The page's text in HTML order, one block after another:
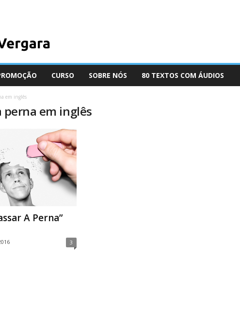
CURSO SOBRE NÓS 80 TEXTOS COM ÁUDIOS
em inglês
perna em inglês
A Perna”
3